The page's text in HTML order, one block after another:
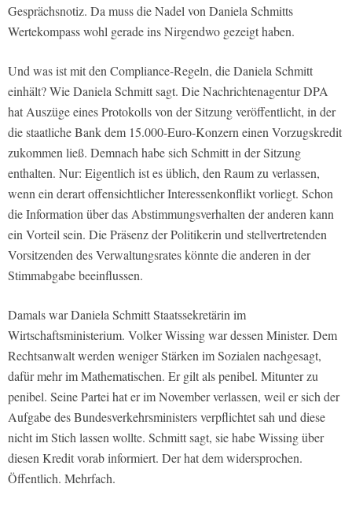
Gesprächsnotiz. Da muss die Nadel von Daniela Schmitts
Wertekompass wohl gerade ins Nirgendwo gezeigt haben.
Und was ist mit den Compliance-Regeln, die Daniela Schmitt
einhält? Wie Daniela Schmitt sagt. Die Nachrichtenagentur DPA
hat Auszüge eines Protokolls von der Sitzung veröffentlicht, in der
die staatliche Bank dem 15.000-Euro-Konzern einen Vorzugskredit
zukommen ließ. Demnach habe sich Schmitt in der Sitzung
enthalten. Nur: Eigentlich ist es üblich, den Raum zu verlassen,
wenn ein derart offensichtlicher Interessenkonflikt vorliegt. Schon
die Information über das Abstimmungsverhalten der anderen kann
ein Vorteil sein. Die Präsenz der Politikerin und stellvertretenden
Vorsitzenden des Verwaltungsrates könnte die anderen in der
Stimmabgabe beeinflussen.
Damals war Daniela Schmitt Staatssekretärin im
Wirtschaftsministerium. Volker Wissing war dessen Minister. Dem
Rechtsanwalt werden weniger Stärken im Sozialen nachgesagt,
dafür mehr im Mathematischen. Er gilt als penibel. Mitunter zu
penibel. Seine Partei hat er im November verlassen, weil er sich der
Aufgabe des Bundesverkehrsministers verpflichtet sah und diese
nicht im Stich lassen wollte. Schmitt sagt, sie habe Wissing über
diesen Kredit vorab informiert. Der hat dem widersprochen.
Öffentlich. Mehrfach.